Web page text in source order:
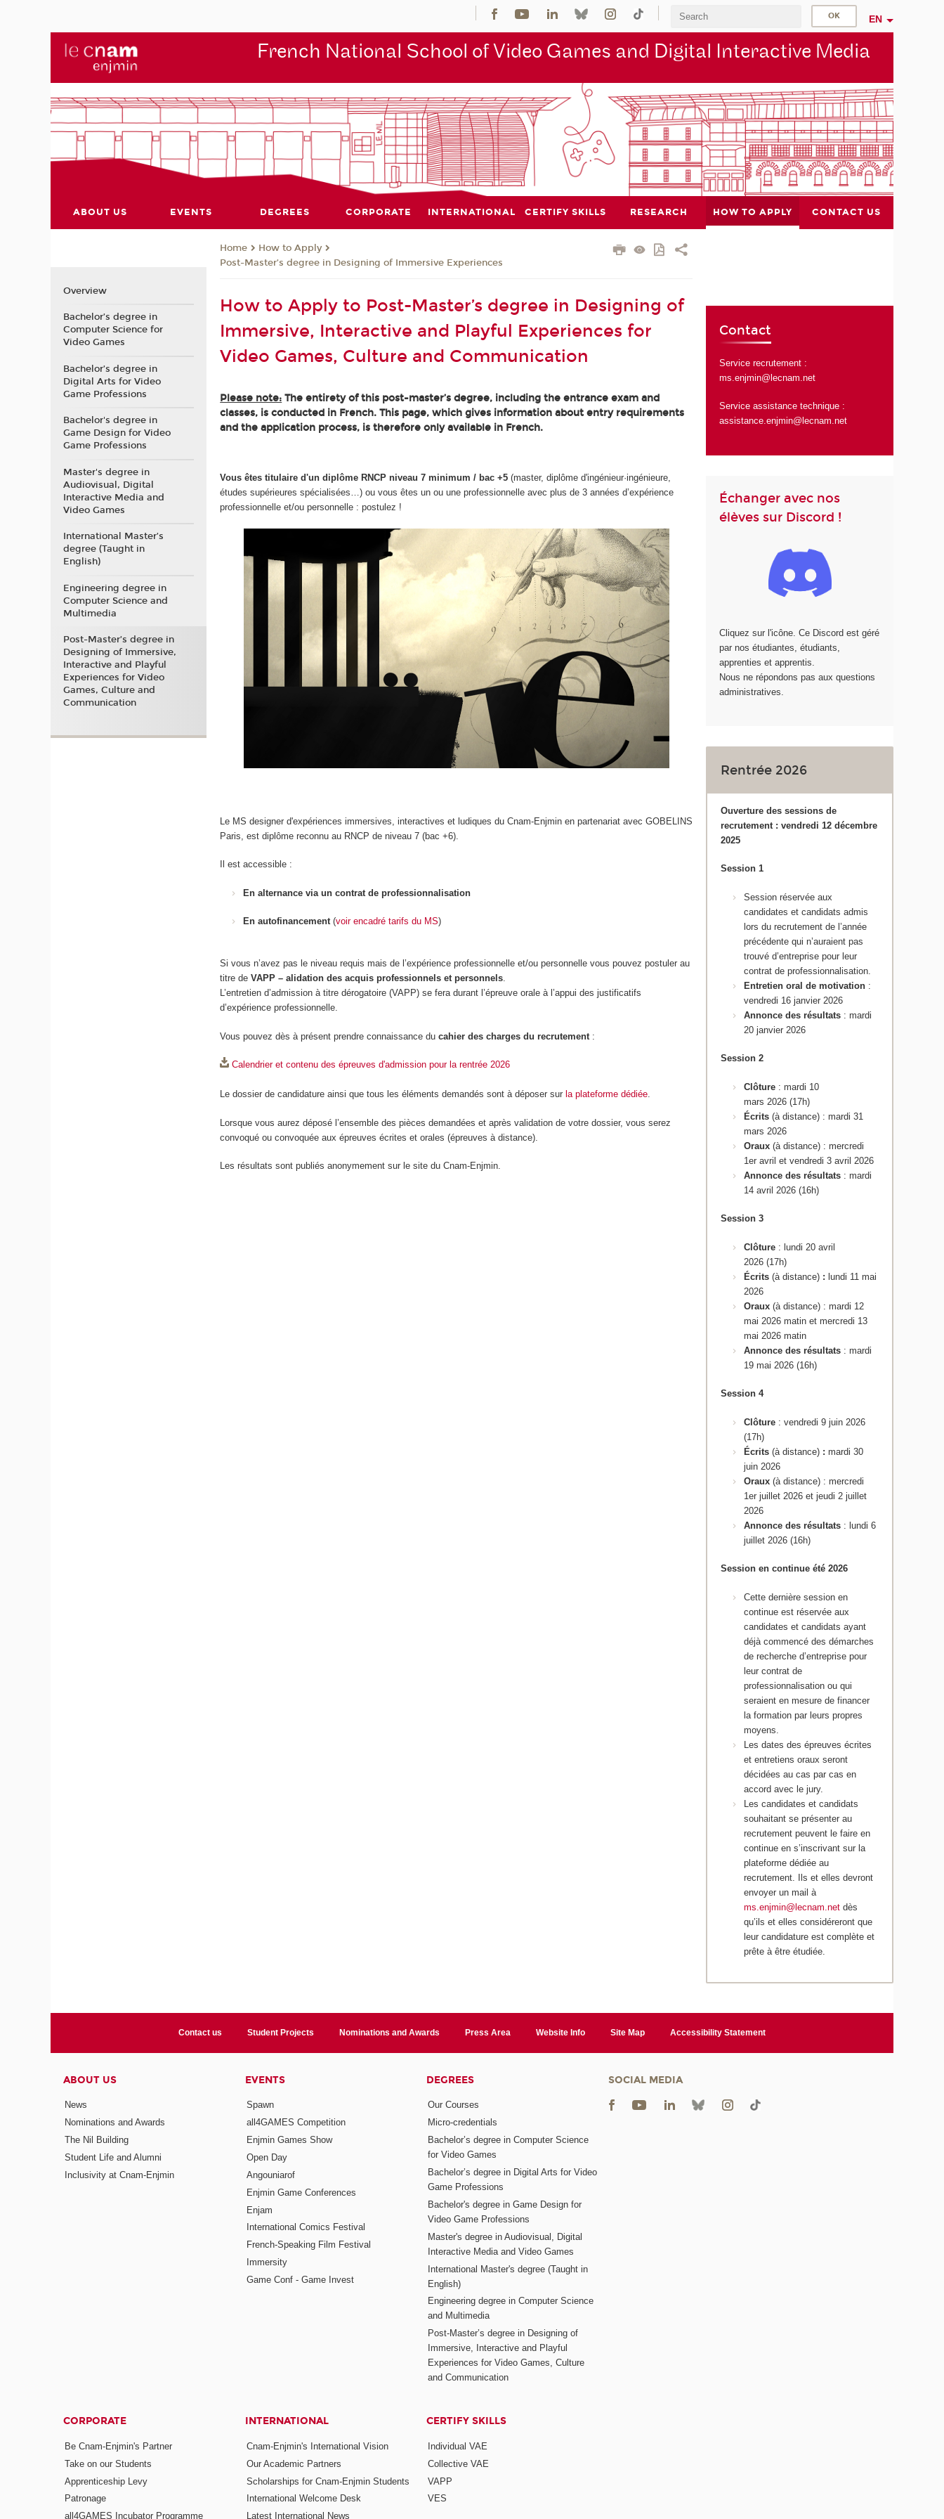
EN
French National School of Video Games and Digital Interactive Media
ABOUT US EVENTS DEGREES CORPORATE INTERNATIONAL CERTIFY SKILLS RESEARCH HOW TO APPLY CONTACT US
Home
How to Apply
Post-Master’s degree in Designing of Immersive Experiences
How to Apply to Post-Master’s degree in Designing of
Immersive, Interactive and Playful Experiences for
Video Games, Culture and Communication
Please note: The entirety of this post-master’s degree, including the entrance exam and
classes, is conducted in French. This page, which gives information about entry requirements
and the application process, is therefore only available in French.
Vous êtes titulaire d'un diplôme RNCP niveau 7 minimum / bac +5 (master, diplôme d'ingénieur·ingénieure,
études supérieures spécialisées…) ou vous êtes un ou une professionnelle avec plus de 3 années d’expérience
professionnelle et/ou personnelle : postulez !
Le MS designer d'expériences immersives, interactives et ludiques du Cnam-Enjmin en partenariat avec GOBELINS
Paris, est diplôme reconnu au RNCP de niveau 7 (bac +6).
Il est accessible :
En alternance via un contrat de professionnalisation
En autofinancement (voir encadré tarifs du MS)
Si vous n’avez pas le niveau requis mais de l’expérience professionnelle et/ou personnelle vous pouvez postuler au
titre deVAPP – alidation des acquis professionnels et personnels.
L’entretien d’admission à titre dérogatoire (VAPP) se fera durant l’épreuve orale à l’appui des justificatifs
d’expérience professionnelle.
Vous pouvez dès à présent prendre connaissance ducahier des charges du recrutement :
Calendrier et contenu des épreuves d'admission pour la rentrée 2026
Le dossier de candidature ainsi que tous les éléments demandés sont à déposer sur la plateforme dédiée.
Lorsque vous aurez déposé l’ensemble des pièces demandées et après validation de votre dossier, vous serez
convoqué ou convoquée aux épreuves écrites et orales (épreuves à distance).
Les résultats sont publiés anonymement sur le site du Cnam-Enjmin.
Contact
Service recrutement :
ms.enjmin@lecnam.net
Service assistance technique :
assistance.enjmin@lecnam.net
Échanger avec nos
élèves sur Discord !
Cliquez sur l'icône. Ce Discord est géré
par nos étudiantes, étudiants,
apprenties et apprentis.
Nous ne répondons pas aux questions
administratives.
Rentrée 2026
Ouverture des sessions de
recrutement : vendredi 12 décembre
2025
Session 1
Session réservée aux
candidates et candidats admis
lors du recrutement de l’année
précédente qui n’auraient pas
trouvé d’entreprise pour leur
contrat de professionnalisation.
Entretien oral de motivation:
vendredi 16 janvier 2026
Annonce des résultats: mardi
20 janvier 2026
Session 2
Clôture: mardi 10
mars 2026 (17h)
Écrits (à distance) : mardi 31
mars 2026
Oraux(à distance) : mercredi
1er avril et vendredi 3 avril 2026
Annonce des résultats: mardi
14 avril 2026 (16h)
Session 3
Clôture: lundi 20 avril
2026 (17h)
Écrits (à distance): lundi 11 mai
2026
Oraux(à distance) : mardi 12
mai 2026 matin et mercredi 13
mai 2026 matin
Annonce des résultats: mardi
19 mai 2026 (16h)
Session 4
Clôture: vendredi 9 juin 2026
(17h)
Écrits (à distance): mardi 30
juin 2026
Oraux(à distance) : mercredi
1er juillet 2026 et jeudi 2 juillet
2026
Annonce des résultats: lundi 6
juillet 2026 (16h)
Session en continue été 2026
Cette dernière session en
continue est réservée aux
candidates et candidats ayant
déjà commencé des démarches
de recherche d’entreprise pour
leur contrat de
professionnalisation ou qui
seraient en mesure de financer
la formation par leurs propres
moyens.
Les dates des épreuves écrites
et entretiens oraux seront
décidées au cas par cas en
accord avec le jury.
Les candidates et candidats
souhaitant se présenter au
recrutement peuvent le faire en
continue en s’inscrivant sur la
plateforme dédiée au
recrutement. Ils et elles devront
envoyer un mail à
ms.enjmin@lecnam.netdès
qu’ils et elles considéreront que
leur candidature est complète et
prête à être étudiée.
Overview
Bachelor’s degree in
Computer Science for
Video Games
Bachelor’s degree in
Digital Arts for Video
Game Professions
Bachelor's degree in
Game Design for Video
Game Professions
Master's degree in
Audiovisual, Digital
Interactive Media and
Video Games
International Master’s
degree (Taught in
English)
Engineering degree in
Computer Science and
Multimedia
Post-Master’s degree in
Designing of Immersive,
Interactive and Playful
Experiences for Video
Games, Culture and
Communication
Contact us Student Projects Nominations and Awards Press Area Website Info Site Map Accessibility Statement
ABOUT US
News
Nominations and Awards
The Nil Building
Student Life and Alumni
Inclusivity at Cnam-Enjmin
EVENTS
Spawn
all4GAMES Competition
Enjmin Games Show
Open Day
Angouniarof
Enjmin Game Conferences
Enjam
International Comics Festival
French-Speaking Film Festival
Immersity
Game Conf - Game Invest
DEGREES
Our Courses
Micro-credentials
Bachelor’s degree in Computer Science
for Video Games
Bachelor’s degree in Digital Arts for Video
Game Professions
Bachelor's degree in Game Design for
Video Game Professions
Master's degree in Audiovisual, Digital
Interactive Media and Video Games
International Master's degree (Taught in
English)
Engineering degree in Computer Science
and Multimedia
Post-Master’s degree in Designing of
Immersive, Interactive and Playful
Experiences for Video Games, Culture
and Communication
CORPORATE
Be Cnam-Enjmin's Partner
Take on our Students
Apprenticeship Levy
Patronage
all4GAMES Incubator Programme
INTERNATIONAL
Cnam-Enjmin's International Vision
Our Academic Partners
Scholarships for Cnam-Enjmin Students
International Welcome Desk
Latest International News
CERTIFY SKILLS
Individual VAE
Collective VAE
VAPP
VES
SOCIAL MEDIA